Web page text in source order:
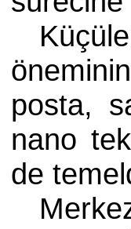
posta,
nano
de